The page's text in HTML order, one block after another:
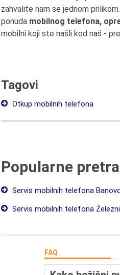
zahvalite nam se jednom
ponuda mobilnog telefona,
mobilni koji ste našli kod naš -
Tagovi
Otkup mobilnih telefona
Popularne
Servis mobilnih telefona
Servis mobilnih telefona
FAQ